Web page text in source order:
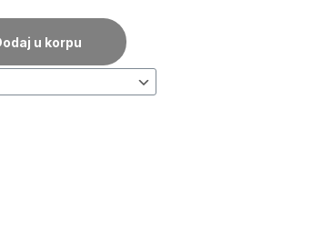
RJS850K količina
u korpu